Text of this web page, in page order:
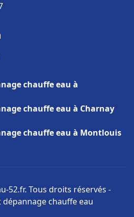
chauffe eau à
chauffe eau à Charnay
chauffe eau à Montlouis
52.fr. Tous droits réservés -
chauffe eau